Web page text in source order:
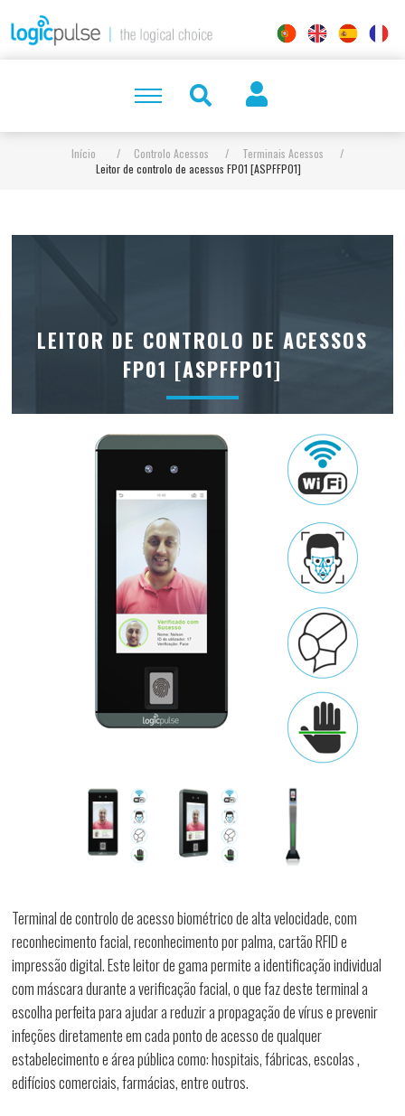
Início / Controlo Acessos / Terminais Acessos
/
Leitor de controlo de acessos FP01 [ASPFFP01]
LEITOR DE CONTROLO DE ACESSOS
FP01 [ASPFFP01]
Terminal de controlo de acesso biométrico de alta velocidade, com
reconhecimento facial, reconhecimento por palma, cartão RFID e
impressão digital. Este leitor de gama permite a identificação individual
com máscara durante a verificação facial, o que faz deste terminal a
escolha perfeita para ajudar a reduzir a propagação de vírus e prevenir
infeções diretamente em cada ponto de acesso de qualquer
estabelecimento e área pública como: hospitais, fábricas, escolas ,
edifícios comerciais, farmácias, entre outros.